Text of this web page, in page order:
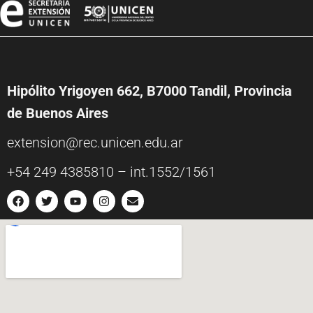
i
n
d
E
v
Hipólito Yrigoyen 662, B7000 Tandil, Provincia
de Buenos Aires
extension@rec.unicen.edu.ar
+54 249 4385810 – int.1552/1561